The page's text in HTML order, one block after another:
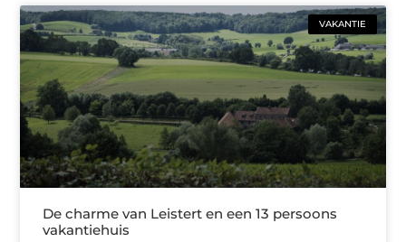
VAKANTIE
De charme van Leistert en een 13 persoons
vakantiehuis